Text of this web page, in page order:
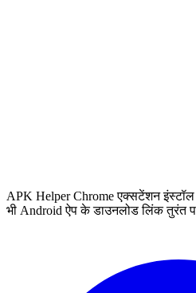
APK Helper Chrome एक्सटेंशन
भी Android ऐप के डाउनलोड लिंक तुरंत